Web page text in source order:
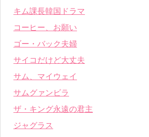
キム課長韓国ドラマ
コーヒー、お願い
ゴー・バック夫婦
サイコだけど大丈夫
サム、マイウェイ
サムグァンビラ
ザ・キング永遠の君主
ジャグラス